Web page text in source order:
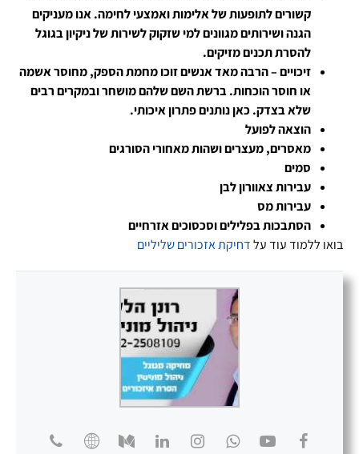
קשורים לתופעות של אלימות ואמצעי לחימה. אנו מעניקים
הגנה ושירותים מגוונים למי שזקוק לשירות של ניקיון בגוגל
להסרת תכנים מזיקים.
זיכויים – הרבה מאד אנשים זוכו מחמת הספק, מחוסר אשמה
או חוסר הוכחות. ברשת השם שלהם מושחר ובמקרים רבים
שלא בצדק. כאן נותנים פתרון איכותי.
הוצאה לפועל
מאסרים, מעצרים ושהות מאחורי הסורגים
סמים
עבירות צאוורון לבן
עבירות מס
הסתבכות בפלילים וסכסוכים אזרחיים
בואו ללמוד עוד עלדחיקת אזכורים שליליים